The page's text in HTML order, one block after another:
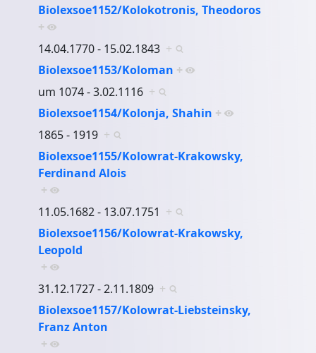
Biolexsoe1152/Kolokotronis, Theodoros
+
14.04.1770 - 15.02.1843 +
Biolexsoe1153/Koloman +
um 1074 - 3.02.1116 +
Biolexsoe1154/Kolonja, Shahin +
1865 - 1919 +
Biolexsoe1155/Kolowrat-Krakowsky,
Ferdinand Alois
+
11.05.1682 - 13.07.1751 +
Biolexsoe1156/Kolowrat-Krakowsky,
Leopold
+
31.12.1727 - 2.11.1809 +
Biolexsoe1157/Kolowrat-Liebsteinsky,
Franz Anton
+